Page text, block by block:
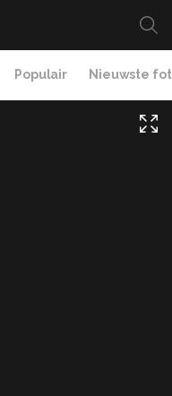
Populair Nieuwste